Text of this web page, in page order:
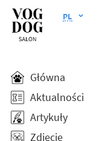
PL
Główna
Aktualności
Artykuły
Zdjęcie